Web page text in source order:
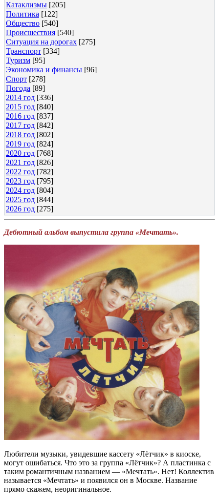
Катаклизмы [205]
Политика [122]
Общество [540]
Происшествия [540]
Ситуация на дорогах [275]
Транспорт [334]
Туризм [95]
Экономика и финансы [96]
Спорт [278]
Погода [89]
2014 год [336]
2015 год [840]
2016 год [837]
2017 год [842]
2018 год [802]
2019 год [824]
2020 год [768]
2021 год [826]
2022 год [782]
2023 год [795]
2024 год [804]
2025 год [844]
2026 год [275]
Дебютный альбом выпустила группа «Мечтать».
Любители музыки, увидевшие кассету «Лётчик» в киоске,
могут ошибаться. Что это за группа «Лётчик»? А пластинка с
таким романтичным названием — «Мечтать». Нет! Коллектив
называется «Мечтать» и появился он в Москве. Название
прямо скажем, неоригинальное.